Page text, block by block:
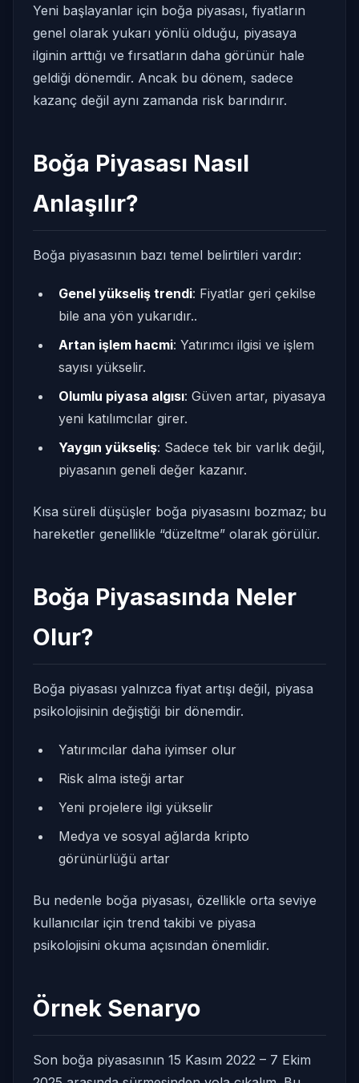
Yeni başlayanlar için boğa piyasası, fiyatların
genel olarak yukarı yönlü olduğu, piyasaya
ilginin arttığı ve fırsatların daha görünür hale
geldiği dönemdir. Ancak bu dönem, sadece
kazanç değil aynı zamanda risk barındırır.
Boğa Piyasası Nasıl
Anlaşılır?
Boğa piyasasının bazı temel belirtileri vardır:
Genel yükseliş trendi: Fiyatlar geri çekilse
bile ana yön yukarıdır..
Artan işlem hacmi: Yatırımcı ilgisi ve işlem
sayısı yükselir.
Olumlu piyasa algısı: Güven artar, piyasaya
yeni katılımcılar girer.
Yaygın yükseliş: Sadece tek bir varlık değil,
piyasanın geneli değer kazanır.
Kısa süreli düşüşler boğa piyasasını bozmaz; bu
hareketler genellikle “düzeltme” olarak görülür.
Boğa Piyasasında Neler
Olur?
Boğa piyasası yalnızca fiyat artışı değil, piyasa
psikolojisinin değiştiği bir dönemdir.
Yatırımcılar daha iyimser olur
Risk alma isteği artar
Yeni projelere ilgi yükselir
Medya ve sosyal ağlarda kripto
görünürlüğü artar
Bu nedenle boğa piyasası, özellikle orta seviye
kullanıcılar için trend takibi ve piyasa
psikolojisini okuma açısından önemlidir.
Örnek Senaryo
Son boğa piyasasının 15 Kasım 2022 – 7 Ekim